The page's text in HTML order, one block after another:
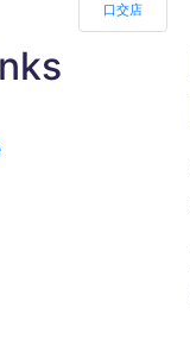
口交店